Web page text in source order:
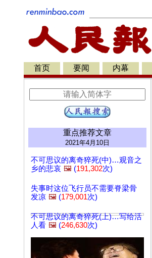
首页 要闻 内幕
重点推荐文章
2021年4月10日
不可思议的离奇猝死(中)…观音之
乡的悲哀 🖼️ (191,302次)
失事时这位飞行员不需要脊梁骨
发凉 🖼️ (179,001次)
不可思议的离奇猝死(上)…写给活
人看 🖼️ (246,630次)